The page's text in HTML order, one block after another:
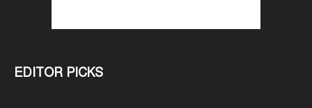
EDITOR PICKS